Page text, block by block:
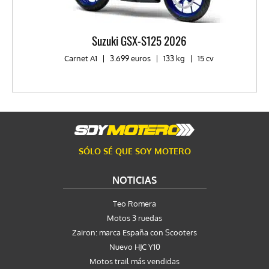
Suzuki GSX-S125 2026
Carnet A1 | 3.699 euros | 133 kg | 15 cv
SÓLO SÉ QUE SOY MOTERO
NOTICIAS
Teo Romera
Motos 3 ruedas
Zairon: marca España con Scooters
Nuevo HJC Y10
Motos trail más vendidas